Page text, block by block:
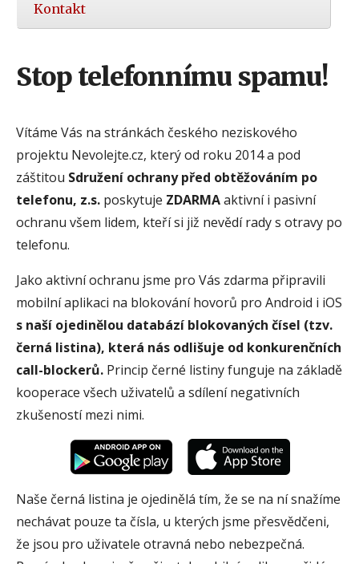
Kontakt
Stop telefonnímu spamu!
Vítáme Vás na stránkách českého neziskového
projektu Nevolejte.cz, který od roku 2014 a pod
záštitou Sdružení ochrany před obtěžováním po
telefonu, z.s. poskytuje ZDARMAaktivní i pasivní
ochranu všem lidem, kteří si již nevědí rady s otravy po
telefonu.
Jako aktivní ochranu jsme pro Vás zdarma připravili
mobilní aplikaci na blokování hovorů pro Android i iOS
s naší ojedinělou databází blokovaných čísel (tzv.
černá listina), která nás odlišuje od konkurenčních
call-blockerů. Princip černé listiny funguje na základě
kooperace všech uživatelů a sdílení negativních
zkušeností mezi nimi.
Naše černá listina je ojedinělá tím, že se na ní snažíme
nechávat pouze ta čísla, u kterých jsme přesvědčeni,
že jsou pro uživatele otravná nebo nebezpečná.